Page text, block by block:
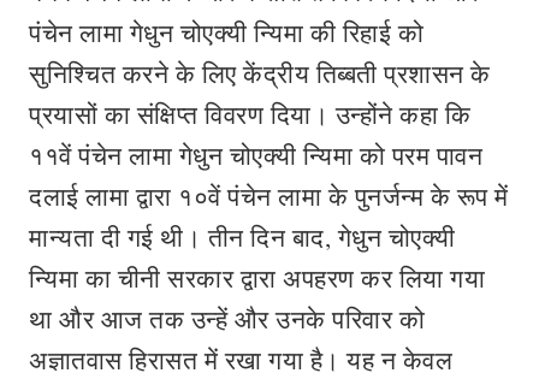
पंचेन लामा गेधुन चोएक्यी न्यिमा की रिहाई को
सुनिश्चित करने के लिए केंद्रीय तिब्बती प्रशासन के
प्रयासों का संक्षिप्त विवरण दिया। उन्होंने कहा कि
११वें पंचेन लामा गेधुन चोएक्यी न्यिमा को परम पावन
दलाई लामा द्वारा १०वें पंचेन लामा के पुनर्जन्म के रूप में
मान्यता दी गई थी। तीन दिन बाद, गेधुन चोएक्यी
न्यिमा का चीनी सरकार द्वारा अपहरण कर लिया गया
था और आज तक उन्हें और उनके परिवार को
अज्ञातवास हिरासत में रखा गया है। यह न केवल